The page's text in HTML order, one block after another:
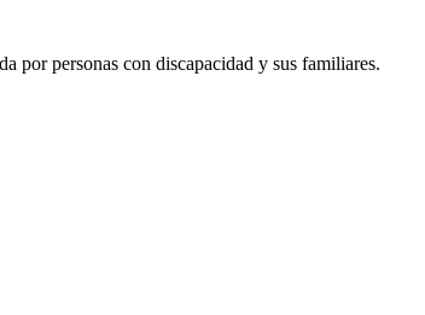
por personas con discapacidad y sus familiares.